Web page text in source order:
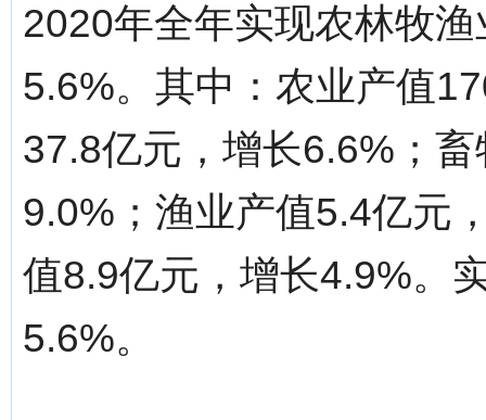
2020年全年实现农林牧
5.6%。其中：农业产值
37.8亿元，增长6.6%；
9.0%；渔业产值5.4亿元
值8.9亿元，增长4.9%。
5.6%。